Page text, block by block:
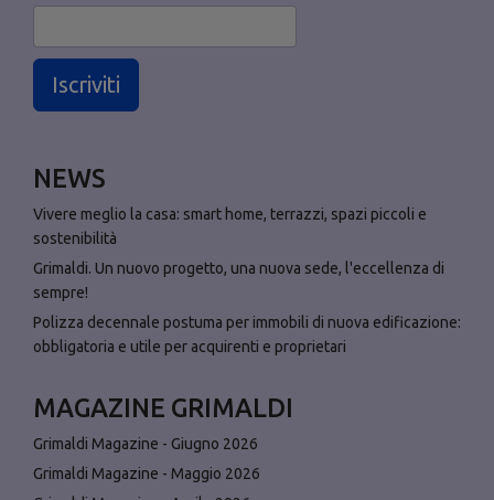
Iscriviti
NEWS
Vivere meglio la casa: smart home, terrazzi, spazi piccoli e
sostenibilità
Grimaldi. Un nuovo progetto, una nuova sede, l'eccellenza di
sempre!
Polizza decennale postuma per immobili di nuova edificazione:
obbligatoria e utile per acquirenti e proprietari
MAGAZINE GRIMALDI
Grimaldi Magazine - Giugno 2026
Grimaldi Magazine - Maggio 2026